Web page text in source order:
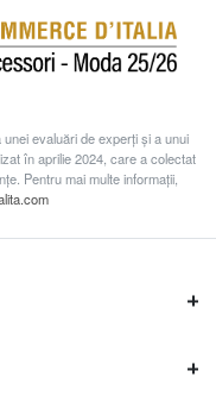
evaluări de experți și a unui
în aprilie 2024, care a colectat
Pentru mai multe informații,